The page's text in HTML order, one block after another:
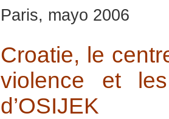
Paris, mayo 2006
Croatie, le
violence et
d’OSIJEK